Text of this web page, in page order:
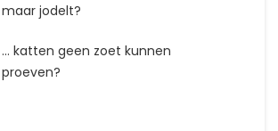
maar jodelt?
… katten geen zoet kunnen
proeven?